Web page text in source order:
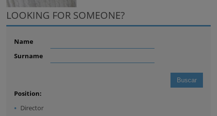
LOOKING FOR SOMEONE?
Name
Surname
Position:
Director